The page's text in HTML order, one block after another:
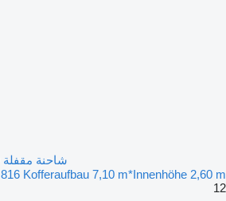
816 Kofferaufbau 7,10 m*Innenhöhe 2,60 m
12